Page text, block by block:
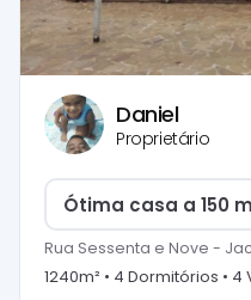
Daniel
Proprietário
Ótima casa a 150
Rua Sessenta e Nove -
1240m² • 4 Dormitórios • 4